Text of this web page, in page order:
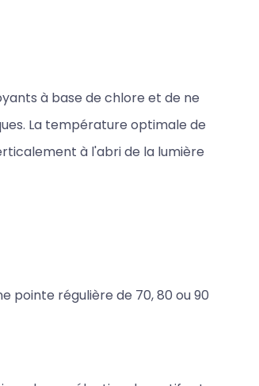
à base de chlore et de ne
La température optimale de
à l'abri de la lumière
pointe régulière de 70, 80 ou 90